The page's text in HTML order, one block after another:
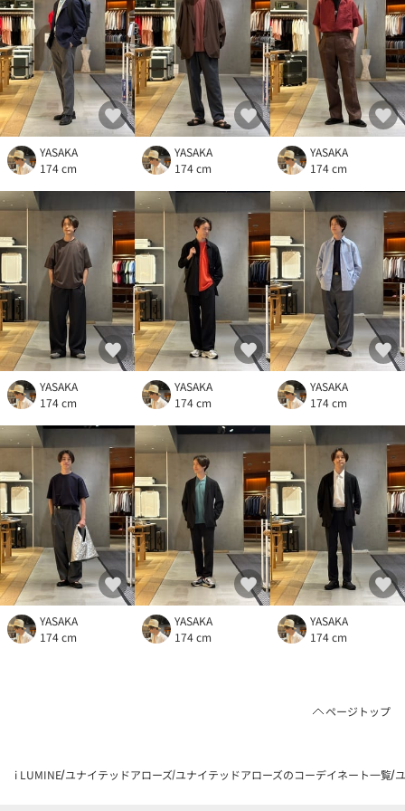
YASAKA
174 cm
YASAKA
174 cm
YASAKA
174 cm
YASAKA
174 cm
YASAKA
174 cm
YASAKA
174 cm
YASAKA
174 cm
YASAKA
174 cm
YASAKA
174 cm
ページトップ
i LUMINE ユナイテッドアローズ ユナイテッドアローズのコーデイネート一覧